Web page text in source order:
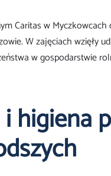
Caritas w
W zajęciach wzięły
w gospodarstwie
higiena